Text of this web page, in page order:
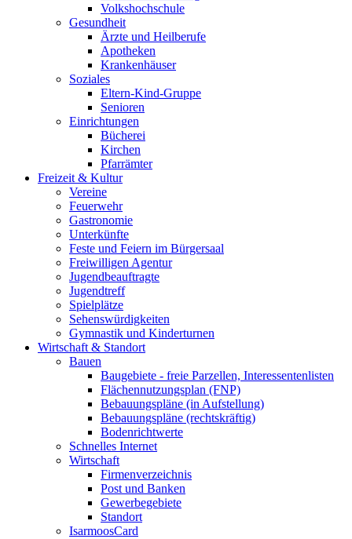
Volkshochschule
Gesundheit
Ärzte und Heilberufe
Apotheken
Krankenhäuser
Soziales
Eltern-Kind-Gruppe
Senioren
Einrichtungen
Bücherei
Kirchen
Pfarrämter
Freizeit & Kultur
Vereine
Feuerwehr
Gastronomie
Unterkünfte
Feste und Feiern im Bürgersaal
Freiwilligen Agentur
Jugendbeauftragte
Jugendtreff
Spielplätze
Sehenswürdigkeiten
Gymnastik und Kinderturnen
Wirtschaft & Standort
Bauen
Baugebiete - freie Parzellen, Interessentenlisten
Flächennutzungsplan (FNP)
Bebauungspläne (in Aufstellung)
Bebauungspläne (rechtskräftig)
Bodenrichtwerte
Schnelles Internet
Wirtschaft
Firmenverzeichnis
Post und Banken
Gewerbegebiete
Standort
IsarmoosCard